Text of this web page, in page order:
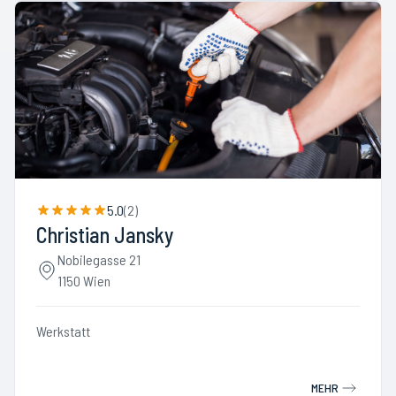
5.0(2)
Christian Jansky
Nobilegasse 21
1150 Wien
Werkstatt
MEHR